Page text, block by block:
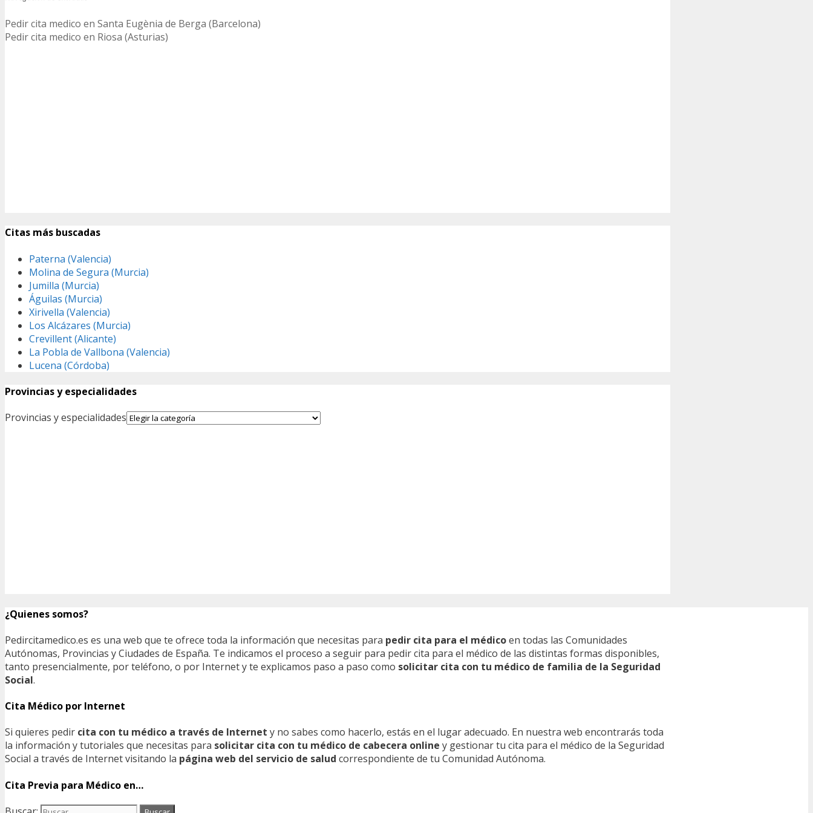
Pedir cita medico en Santa Eugènia de Berga (Barcelona)
Pedir cita medico en Riosa (Asturias)
Citas más buscadas
Paterna (Valencia)
Molina de Segura (Murcia)
Jumilla (Murcia)
Águilas (Murcia)
Xirivella (Valencia)
Los Alcázares (Murcia)
Crevillent (Alicante)
La Pobla de Vallbona (Valencia)
Lucena (Córdoba)
Provincias y especialidades
Provincias y especialidades
¿Quienes somos?
Pedircitamedico.es es una web que te ofrece toda la información que necesitas para pedir cita para el médicoen todas las Comunidades
Autónomas, Provincias y Ciudades de España. Te indicamos el proceso a seguir para pedir cita para el médico de las distintas formas disponibles,
tanto presencialmente, por teléfono, o por Internet y te explicamos paso a paso como solicitar cita con tu médico de familia de la Seguridad
Social.
Cita Médico por Internet
Si quieres pedir cita con tu médico a través de Internet y no sabes como hacerlo, estás en el lugar adecuado. En nuestra web encontrarás toda
la información y tutoriales que necesitas para solicitar cita con tu médico de cabecera online y gestionar tu cita para el médico de la Seguridad
Social a través de Internet visitando la página web del servicio de salud correspondiente de tu Comunidad Autónoma.
Cita Previa para Médico en…